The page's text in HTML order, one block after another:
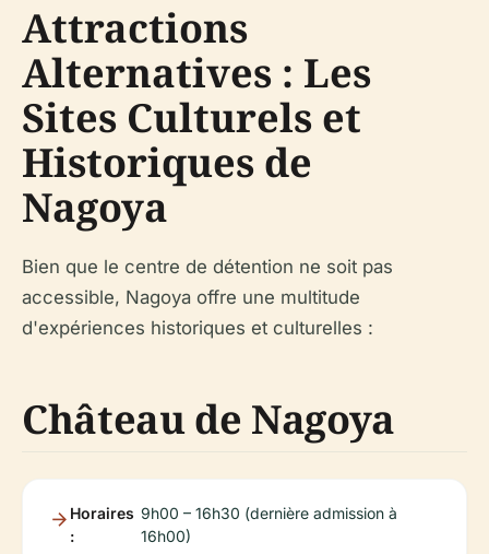
Attractions
Alternatives : Les
Sites Culturels et
Historiques de
Nagoya
Bien que le centre de détention ne soit pas
accessible, Nagoya offre une multitude
d'expériences historiques et culturelles :
Château de Nagoya
Horaires
:
9h00 – 16h30 (dernière admission à
16h00)